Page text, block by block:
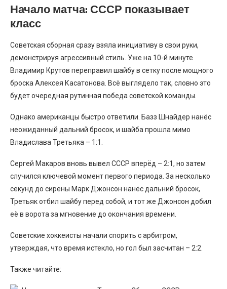
Начало матча: СССР показывает
класс
Советская сборная сразу взяла инициативу в свои руки,
демонстрируя агрессивный стиль. Уже на 10-й минуте
Владимир Крутов переправил шайбу в сетку после мощного
броска Алексея Касатонова. Всё выглядело так, словно это
будет очередная рутинная победа советской команды.
Однако американцы быстро ответили. Базз Шнайдер нанёс
неожиданный дальний бросок, и шайба прошла мимо
Владислава Третьяка – 1:1.
Сергей Макаров вновь вывел СССР вперёд – 2:1, но затем
случился ключевой момент первого периода. За несколько
секунд до сирены Марк Джонсон нанёс дальний бросок,
Третьяк отбил шайбу перед собой, и тот же Джонсон добил
её в ворота за мгновение до окончания времени.
Советские хоккеисты начали спорить с арбитром,
утверждая, что время истекло, но гол был засчитан – 2:2.
Также читайте: